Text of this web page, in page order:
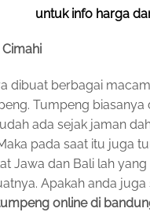
untuk info harga
dibuat berbagai
Tumpeng
ada sejak jaman
pada saat itu juga
Jawa dan Bali lah
Apakah anda
online di